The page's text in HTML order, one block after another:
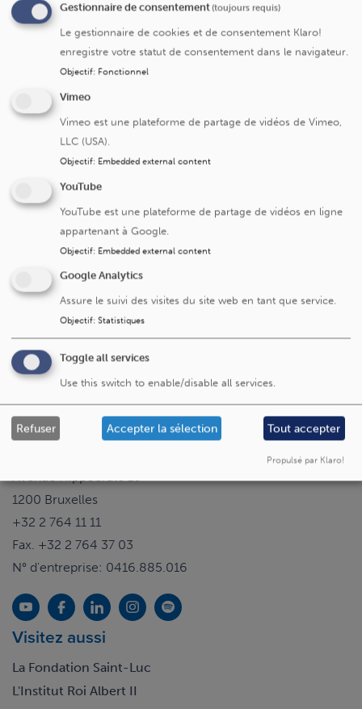
Cancer du pancréas, du foie
Cancer des voies biliaires
Service de radiologie
Références
Formation radiologie générale et
interventionnelle France/ Canada/ Belgique.
Appartenance à des sociétés professionnelles / Prix
reçus / liens avec des revues :
CIRSE (Cardiovascular and Interventional
Cliniques universitaires Saint-Luc
1200 Bruxelles
+32 2 764 11 11
Fax. +32 2 764 37 03
N° d'entreprise: 0416.885.016
Visitez aussi
La Fondation Saint-Luc
L'Institut Roi Albert II
Gestionnaire de consentement(toujours requis)
Le gestionnaire de cookies et de consentement Klaro!
enregistre votre statut de consentement dans le navigateur.
Objectif: Fonctionnel
Vimeo
Vimeo est une plateforme de partage de vidéos de Vimeo,
LLC (USA).
Objectif: Embedded external content
YouTube
YouTube est une plateforme de partage de vidéos en ligne
appartenant à Google.
Objectif: Embedded external content
Google Analytics
Assure le suivi des visites du site web en tant que service.
Objectif: Statistiques
Toggle all services
Use this switch to enable/disable all services.
Refuser Accepter la sélection Tout accepter
Propulsé par Klaro!